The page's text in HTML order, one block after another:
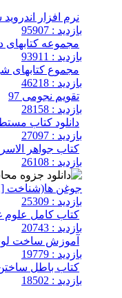
نرم افزار
بازدید : 95907
مجموعه کتابهای
بازدید : 93911
مجموع کتابهای
بازدید : 46218
تقویم نجومی 97
بازدید : 28158
دانلود کتاب
بازدید : 27097
کتاب جواهر
بازدید : 26108
جوغن ها(شناخت
بازدید : 25309
کتاب کامل علوم
بازدید : 20743
آموزش ساخت
بازدید : 19779
کتاب باطل
بازدید : 18502